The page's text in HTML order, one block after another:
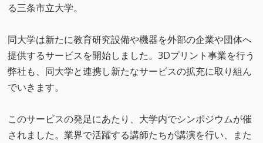
る三条市立大学。
同大学は新たに教育研究設備や機器を外部の企業や団体へ
提供するサービスを開始しました。3Dプリント事業を行う
弊社も、同大学と連携し新たなサービスの拡充に取り組ん
でいきます。
このサービスの発足にあたり、大学内でシンポジウムが催
されました。業界で活躍する講師たちが講演を行い、また